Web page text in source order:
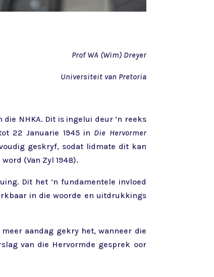
Prof WA (Wim) Dreyer
Universiteit van Pretoria
NHKA. Dit is ingelui deur ’n reeks
22 Januarie 1945 in Die Hervormer
geskryf, sodat lidmate dit kan
(Van Zyl 1948).
Dit het ’n fundamentele invloed
in die woorde en uitdrukkings
aandag gekry het, wanneer die
van die Hervormde gesprek oor